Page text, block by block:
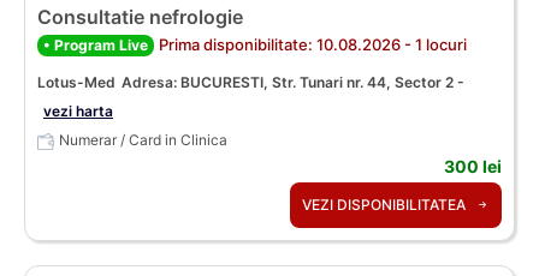
Consultatie nefrologie
• Program Live Prima disponibilitate: 10.08.2026 - 1 locuri
Lotus-Med Adresa: BUCURESTI, Str. Tunari nr. 44, Sector 2 -
vezi harta
Numerar / Card in Clinica
300 lei
VEZI DISPONIBILITATEA